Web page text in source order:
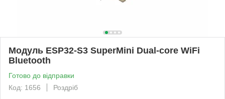
Модуль ESP32-S3 SuperMini Dual-core WiFi
Bluetooth
Готово до відправки
Код: 1656
Роздріб